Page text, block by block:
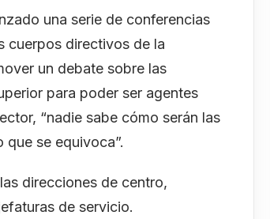
una serie de conferencias
cuerpos directivos de la
un debate sobre las
para poder ser agentes
“nadie sabe cómo serán las
se equivoca”.
direcciones de centro,
de servicio.